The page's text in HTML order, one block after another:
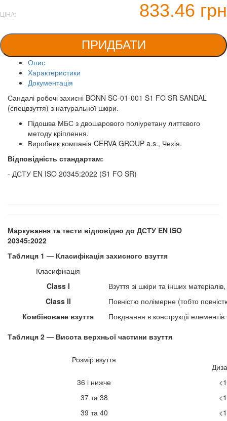
ЦІНА: 833.46 грн
ПРИДБАТИ
Опис
Характеристики
Документація
Сандалі робочі захисні BONN SC-01-001 S1 FO SR SANDAL
(спецвзуття) з натуральної шкіри.
Підошва МБС з двошарового поліуретану литтєвого
методу кріплення.
Виробник компанія CERVA GROUP a.s., Чехія.
Відповідність стандартам:
- ДСТУ EN ISO 20345:2022 (S1 FO SR)
Маркування та тести відповідно до ДСТУ EN ISO
20345:2022
Таблиця 1 — Класифікація захисного взуття
Класифікація
Class I
Взуття зі шкіри та інших
Class II
Повністю полімерне (тобто
Комбіноване взуття
Поєднання в конструкції
Таблиця 2 — Висота верхньої частини взуття
Розмір взуття
36 і нижче
37 та 38
39 та 40